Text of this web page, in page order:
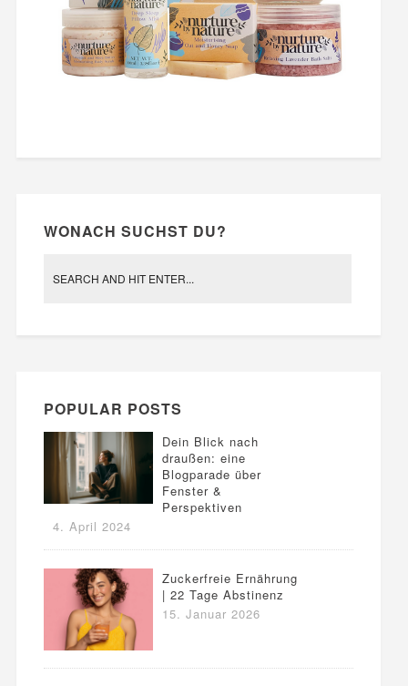
WONACH SUCHST DU?
POPULAR POSTS
Dein Blick nach
draußen: eine
Blogparade über
Fenster &
Perspektiven
4. April 2024
Zuckerfreie Ernährung
| 22 Tage Abstinenz
15. Januar 2026